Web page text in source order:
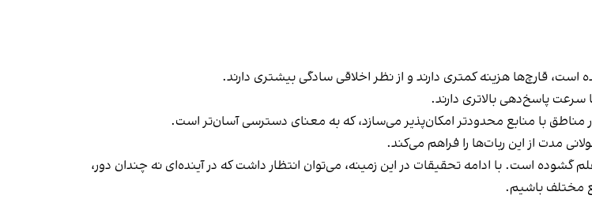
قارچ‌ها هزینه کمتری دارند و از نظر اخلاقی سادگی بیشتری دارند.
پاسخ‌دهی بالاتری دارند.
با منابع محدودتر امکان‌پذیر می‌سازد، که به معنای دسترسی آسان‌تر است.
مدت از این ربات‌ها را فراهم می‌کند.
گشوده است. با ادامه تحقیقات در این زمینه، می‌توان انتظار داشت که در آینده‌ای نه چندان دور،
مختلف باشیم.